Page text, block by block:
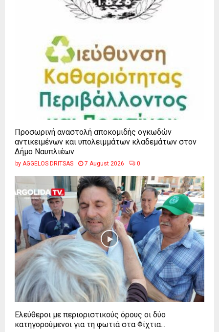
Προσωρινή αναστολή αποκομιδής ογκωδών
αντικειμένων και υπολειμμάτων κλαδεμάτων στον
Δήμο Ναυπλιέων
by AGGELOS DRITSAS 7 August 2026 0
Ελεύθεροι με περιοριστικούς όρους οι δύο
κατηγορούμενοι για τη φωτιά στα Φίχτια...